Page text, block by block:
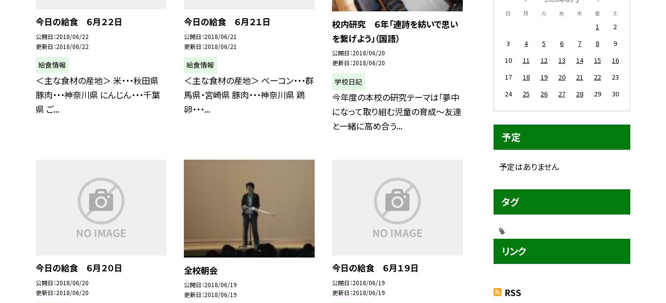
今日の給食 ６月２２日
公開日 2018/06/22
更新日 2018/06/22
給食情報
＜主な食材の産地＞ 米・・・秋田県
豚肉・・・神奈川県 にんじん・・・千葉
県 ご...
今日の給食 ６月２１日
公開日 2018/06/21
更新日 2018/06/21
給食情報
＜主な食材の産地＞ ベーコン・・・群
馬県・宮崎県 豚肉・・・神奈川県 鶏
卵・・・...
校内研究 ６年「連詩を紡いで思い
を繋げよう」（国語）
公開日 2018/06/20
更新日 2018/06/20
学校日記
今年度の本校の研究テーマは「夢中
になって取り組む児童の育成〜友達
と一緒に高め合う...
今日の給食 ６月２０日
公開日 2018/06/20
更新日 2018/06/20
全校朝会
公開日 2018/06/19
更新日 2018/06/19
今日の給食 ６月１９日
公開日 2018/06/19
更新日 2018/06/19
日 月 火 水 木 金 土
1
2
3
4 5 6 7 8
9
10
11 12 13 14 15
16
17
18 19 20 21 22
23
24
25 26 27 28 29 30
予定
予定はありません
タグ
リンク
RSS